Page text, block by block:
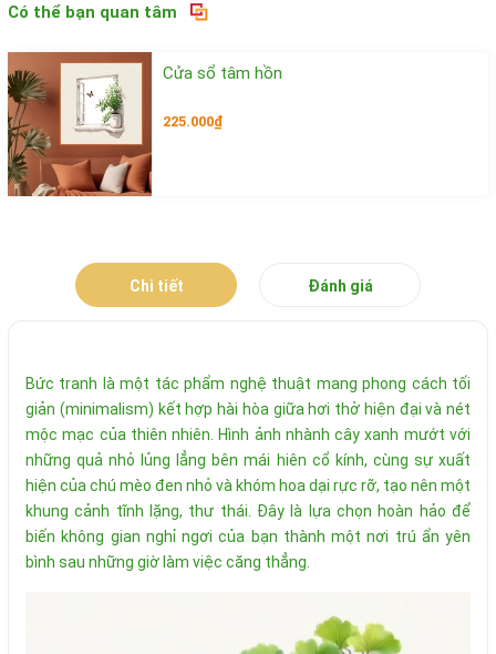
Có thể bạn quan tâm
Cửa sổ tâm hồn
225.000₫
Chi tiết Đánh giá
Bức tranh là một tác phẩm nghệ thuật mang phong cách tối
giản (minimalism) kết hợp hài hòa giữa hơi thở hiện đại và nét
mộc mạc của thiên nhiên. Hình ảnh nhành cây xanh mướt với
những quả nhỏ lủng lẳng bên mái hiên cổ kính, cùng sự xuất
hiện của chú mèo đen nhỏ và khóm hoa dại rực rỡ, tạo nên một
khung cảnh tĩnh lặng, thư thái. Đây là lựa chọn hoàn hảo để
biến không gian nghỉ ngơi của bạn thành một nơi trú ẩn yên
bình sau những giờ làm việc căng thẳng.